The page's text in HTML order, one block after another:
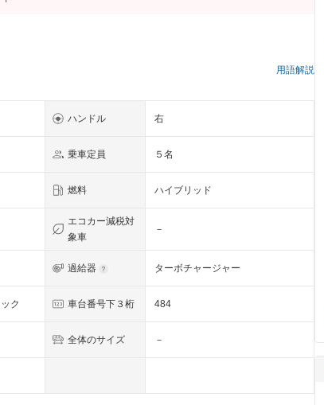
用語解説
ハンドル 右
乗車定員 ５名
燃料 ハイブリッド
エコカー減税対
象車
－
過給器 ターボチャージャー
ク 車台番号下３桁 484
全体のサイズ －